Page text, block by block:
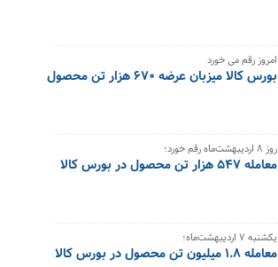
امروز رقم می خورد
بورس کالا میزبان عرضه ۶۷۰ هزار تن محصول
روز ۸ اردیبهشت‌ماه رقم خورد؛
معامله ۵۴۷ هزار تن محصول در بورس کالا
یکشنبه ۷ اردیبهشت‌ماه؛
معامله ۱.۸ میلیون تن محصول در بورس کالا